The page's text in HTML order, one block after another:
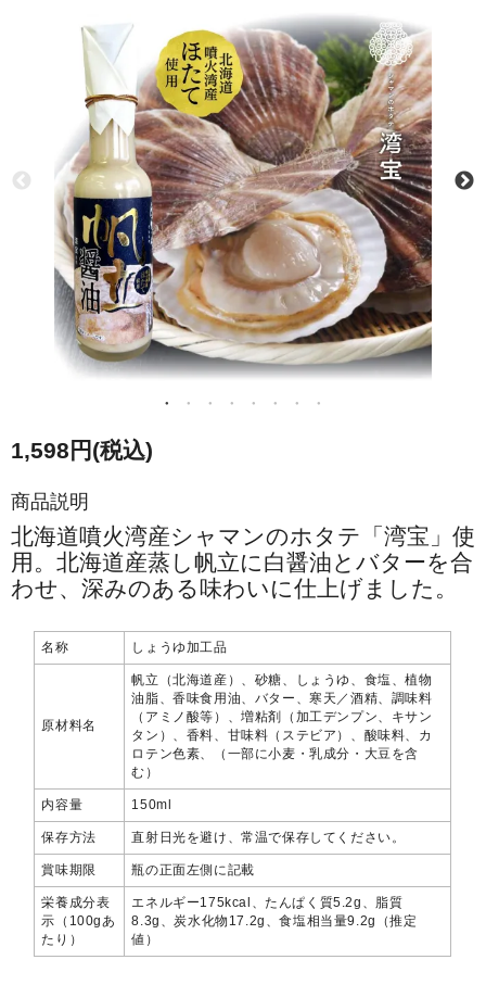
1,598円(税込)
商品説明
北海道噴火湾産シャマンのホタテ「湾宝」使
用。北海道産蒸し帆立に白醤油とバターを合
わせ、深みのある味わいに仕上げました。
名称 しょうゆ加工品
原材料名
帆立（北海道産）、砂糖、しょうゆ、食塩、植物
油脂、香味食用油、バター、寒天／酒精、調味料
（アミノ酸等）、増粘剤（加工デンプン、キサン
タン）、香料、甘味料（ステビア）、酸味料、カ
ロテン色素、（一部に小麦・乳成分・大豆を含
む）
内容量 150ml
保存方法 直射日光を避け、常温で保存してください。
賞味期限 瓶の正面左側に記載
栄養成分表
示（100gあ
たり）
エネルギー175kcal、たんぱく質5.2g、脂質
8.3g、炭水化物17.2g、食塩相当量9.2g（推定
値）